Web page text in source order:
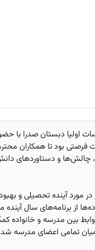
سال تحصیلی 1403، جلسات اولیا دبستان
بود تا همکاران محترم
چالش‌ها و دستاوردهای
مورد آینده تحصیلی و
از برنامه‌های سال
بین مدرسه و خانواده
تمامی اعضای مدرسه